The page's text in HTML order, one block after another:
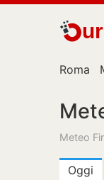
ur
Roma
Meteo
Oggi